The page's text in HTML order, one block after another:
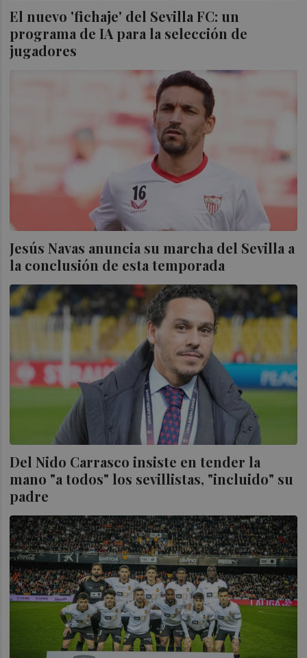
El nuevo 'fichaje' del Sevilla FC: un
programa de IA para la selección de
jugadores
Jesús Navas anuncia su marcha del Sevilla a
la conclusión de esta temporada
Del Nido Carrasco insiste en tender la
mano "a todos" los sevillistas, "incluido" su
padre